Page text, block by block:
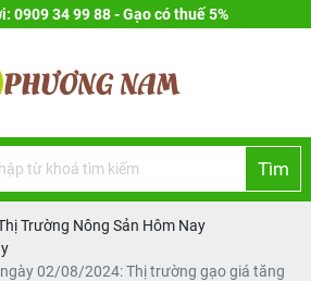
0909 34 99 88 - Gạo có thuế 5%
Tìm
Trường Nông Sản Hôm Nay
02/08/2024: Thị trường gạo giá tăng